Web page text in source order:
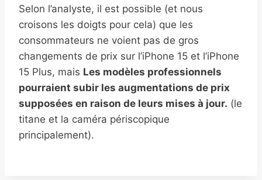
Selon l’analyste, il est possible (et nous
croisons les doigts pour cela) que les
consommateurs ne voient pas de gros
changements de prix sur l’iPhone 15 et l’iPhone
15 Plus, mais Les modèles professionnels
pourraient subir les augmentations de prix
supposées en raison de leurs mises à jour. (le
titane et la caméra périscopique
principalement).